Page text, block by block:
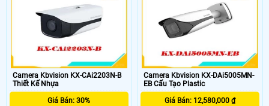
Camera Kbvision KX-CAi2203N-B
Thiết Kế Nhựa
Giá Bán: 30%
Camera Kbvision KX-DAi5005MN-
EB Cấu Tạo Plastic
Giá Bán: 12,580,000 ₫